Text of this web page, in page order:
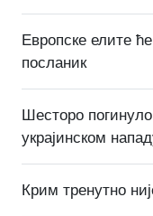
Европске елите
посланик
Шесторо
украјинском
Крим тренутно